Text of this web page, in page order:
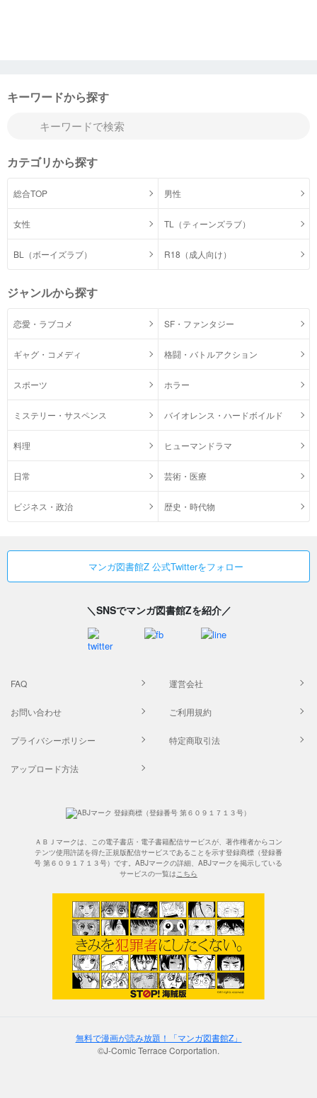
キーワードから探す
カテゴリから探す
総合TOP 男性
女性 TL（ティーンズラブ）
BL（ボーイズラブ） R18（成人向け）
ジャンルから探す
恋愛・ラブコメ SF・ファンタジー
ギャグ・コメディ 格闘・バトルアクション
スポーツ ホラー
ミステリー・サスペンス バイオレンス・ハードボイルド
料理 ヒューマンドラマ
日常 芸術・医療
ビジネス・政治 歴史・時代物
マンガ図書館Z 公式Twitterをフォロー
＼SNSでマンガ図書館Zを紹介／
FAQ 運営会社
お問い合わせ ご利用規約
プライバシーポリシー 特定商取引法
アップロード方法
ＡＢＪマークは、この電子書店・電子書籍配信サービスが、著作権者からコン
テンツ使用許諾を得た正規版配信サービスであることを示す登録商標（登録番
号 第６０９１７１３号）です。ABJマークの詳細、ABJマークを掲示している
サービスの一覧はこちら
無料で漫画が読み放題！「マンガ図書館Z」
©J-Comic Terrace Corportation.